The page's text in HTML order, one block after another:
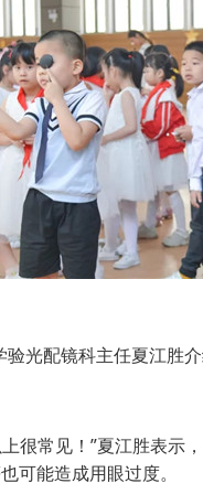
配镜科主任夏江胜介
常见！”夏江胜表示
可能造成用眼过度。